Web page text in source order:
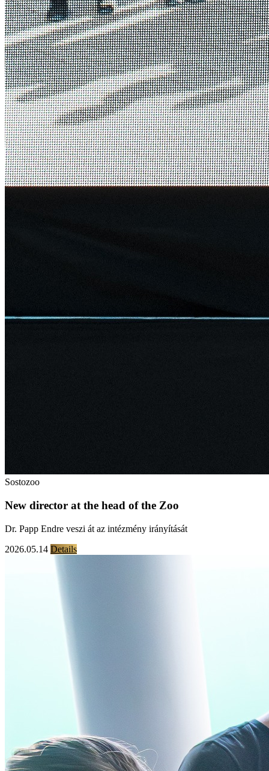
Sostozoo
New director at the head of the Zoo
Dr. Papp Endre veszi át az intézmény irányítását
2026.05.14 Details